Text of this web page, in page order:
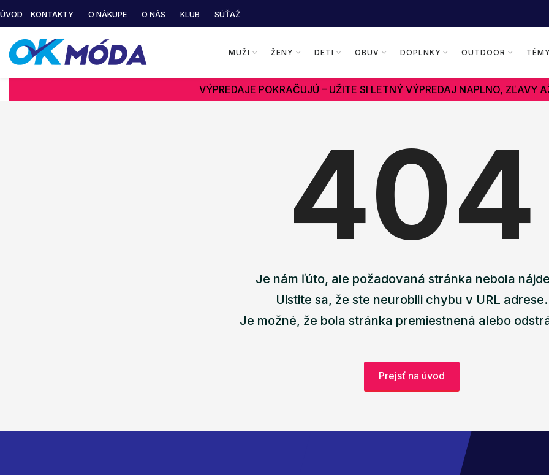
ÚVOD KONTAKTY O NÁKUPE O NÁS KLUB SÚŤAŽ
MUŽI ŽENY DETI OBUV DOPLNKY OUTDOOR TÉMY
VÝPREDAJE POKRAČUJÚ – UŽITE SI LETNÝ VÝPREDAJ NAPLNO, ZĽAVY
404
Je nám ľúto, ale požadovaná stránka nebola
Uistite sa, že ste neurobili chybu v URL adrese.
Je možné, že bola stránka premiestnená alebo
Prejsť na úvod